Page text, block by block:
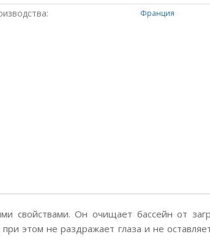
Франция
свойствами. Он очищает бассейн от
этом не раздражает глаза и не